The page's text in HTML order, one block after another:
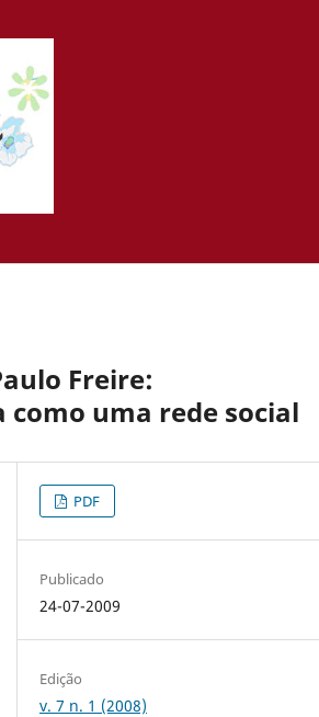
Freire:
uma rede social
PDF
Publicado
24-07-2009
Edição
v. 7 n. 1 (2008)